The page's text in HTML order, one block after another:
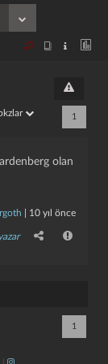
1
olan
10 yıl önce
1
|